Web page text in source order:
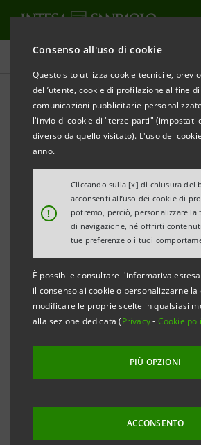
Consenso all'uso di cookie
Questo sito utilizza cookie tecnici e,
dell’utente, cookie di profilazione al fine
comunicazioni pubblicitarie
l'invio di cookie di "terze parti" (impostati
diverso da quello visitato). L'uso dei
anno.
!
Cliccando sulla [x] di chiusura del
acconsenti all’uso dei cookie di
potremo, perciò, personalizzare la
di navigazione, né offrirti
tue preferenze o i tuoi
È possibile consultare l'informativa
il consenso ai cookie o personalizzarne
modificare le proprie scelte in qualsiasi
alla sezione dedicata (Privacy- Cookie
PIÙ OPZIONI
ACCONSENTO
Comunicati stampa
STAMPA AGGIORNA
COMUNICATO STAMPA
INTESA SANPAOLO AVVIA
DI OSPITALITÀ PER FAMILIARI DI
ONCOLOGICI
Accoglienza gratuita alle
oncoematologia pediatrica dove
realizzato e sostiene gli asili
Monza, Napoli, Padova, Bologna
Milano, 18 dicembre 2020
reparti di oncoematologia